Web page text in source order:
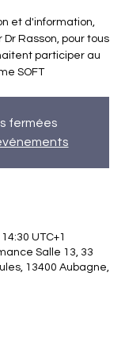
et d'information,
Rasson, pour tous
participer au
SOFT
fermées
UTC+1
Salle 13, 33
13400 Aubagne,